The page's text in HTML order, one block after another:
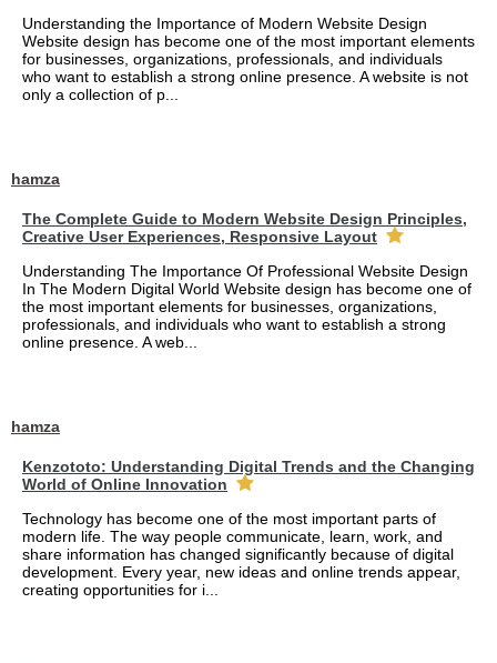
Understanding the Importance of Modern Website Design
Website design has become one of the most important elements
for businesses, organizations, professionals, and individuals
who want to establish a strong online presence. A website is not
only a collection of p...
hamza
The Complete Guide to Modern Website Design Principles,
Creative User Experiences, Responsive Layout
Understanding The Importance Of Professional Website Design
In The Modern Digital World Website design has become one of
the most important elements for businesses, organizations,
professionals, and individuals who want to establish a strong
online presence. A web...
hamza
Kenzototo: Understanding Digital Trends and the Changing
World of Online Innovation
Technology has become one of the most important parts of
modern life. The way people communicate, learn, work, and
share information has changed significantly because of digital
development. Every year, new ideas and online trends appear,
creating opportunities for i...